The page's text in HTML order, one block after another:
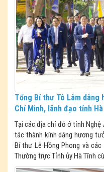
Tổng Bí thư Tô Lâm dâng
Chí Minh, lãnh đạo tỉnh
Tại các địa chỉ đỏ ở tỉnh Nghệ
tác thành kính dâng hương
Bí thư Lê Hồng Phong và
Thường trực Tỉnh ủy Hà Tĩnh